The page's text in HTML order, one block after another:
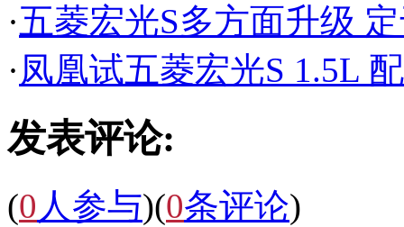
·五菱宏光S多方面升级
·凤凰试五菱宏光S 1.5L
发表评论:
(0 人参与)(0条评论)